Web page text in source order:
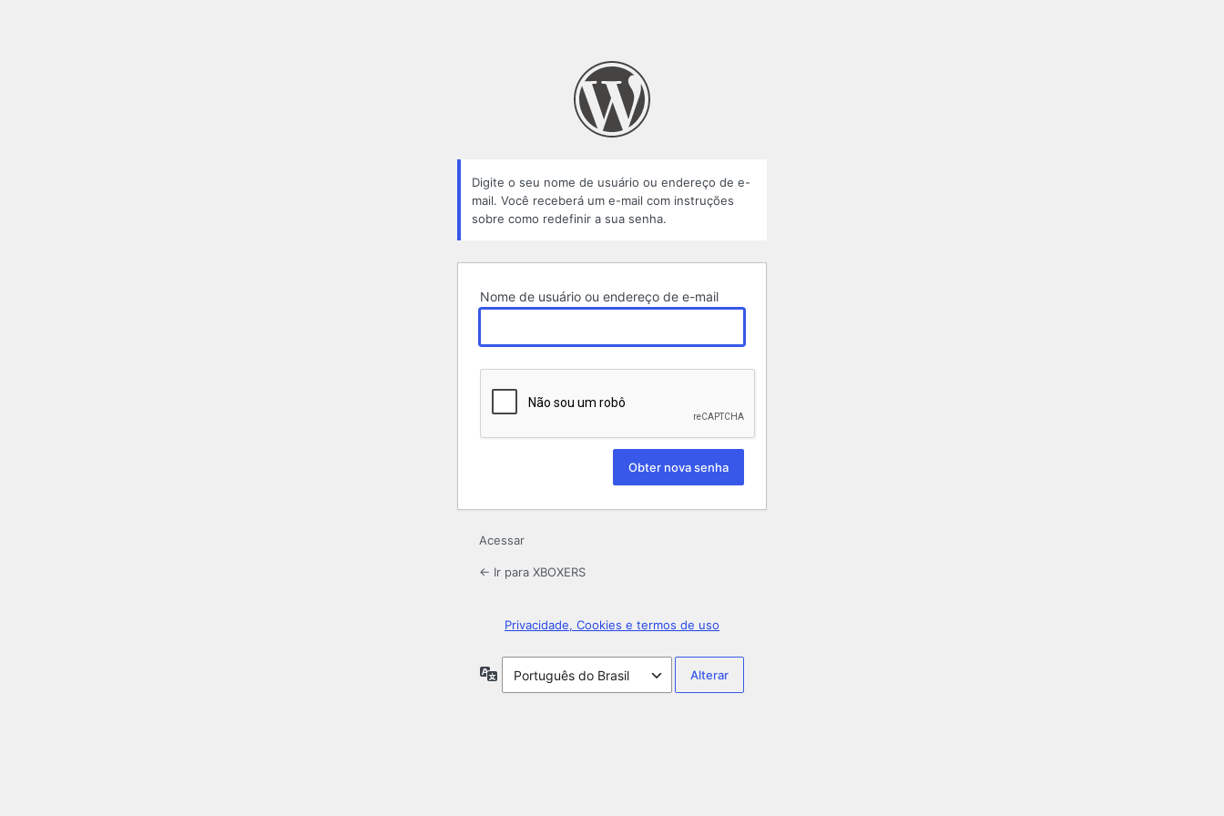
Digite o seu nome de usuário ou endereço de e-
mail. Você receberá um e-mail com instruções
sobre como redefinir a sua senha.
Nome de usuário ou endereço de e-mail
Acessar
← Ir para XBOXERS
Privacidade, Cookies e termos de uso
Idioma